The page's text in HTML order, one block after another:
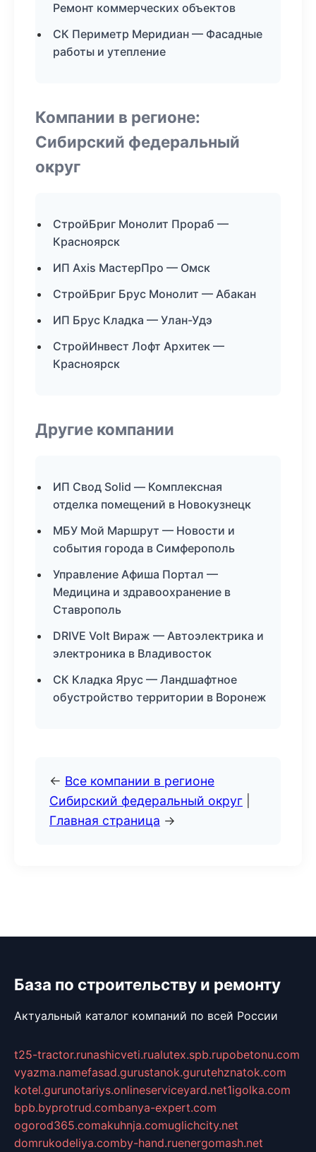
Ремонт коммерческих объектов
СК Периметр Меридиан — Фасадные
работы и утепление
Компании в регионе:
Сибирский федеральный
округ
СтройБриг Монолит Прораб —
Красноярск
ИП Axis МастерПро — Омск
СтройБриг Брус Монолит — Абакан
ИП Брус Кладка — Улан-Удэ
СтройИнвест Лофт Архитек —
Красноярск
Другие компании
ИП Свод Solid — Комплексная
отделка помещений в Новокузнецк
МБУ Мой Маршрут — Новости и
события города в Симферополь
Управление Афиша Портал —
Медицина и здравоохранение в
Ставрополь
DRIVE Volt Вираж — Автоэлектрика и
электроника в Владивосток
СК Кладка Ярус — Ландшафтное
обустройство территории в Воронеж
← Все компании в регионе
Сибирский федеральный округ
Главная страница →
База по строительству и ремонту
Актуальный каталог компаний по всей России
t25-tractor.runashicveti.rualutex.spb.rupobetonu.com
vyazma.namefasad.gurustanok.gurutehznatok.com
kotel.gurunotariys.onlineserviceyard.net1igolka.com
bpb.byprotrud.combanya-expert.com
ogorod365.comakuhnja.comuglichcity.net
domrukodeliya.comby-hand.ruenergomash.net